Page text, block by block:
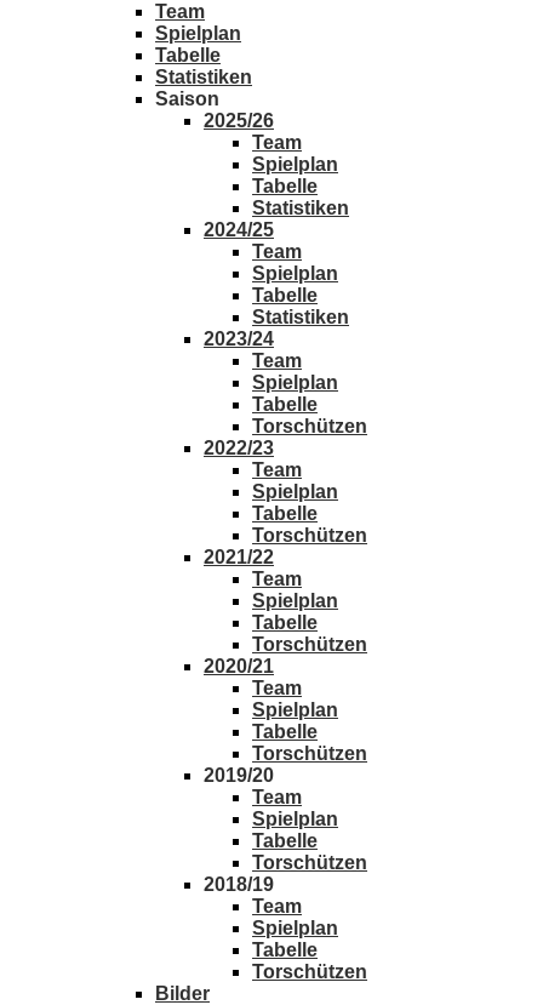
Team
Spielplan
Tabelle
Statistiken
Saison
2025/26
Team
Spielplan
Tabelle
Statistiken
2024/25
Team
Spielplan
Tabelle
Statistiken
2023/24
Team
Spielplan
Tabelle
Torschützen
2022/23
Team
Spielplan
Tabelle
Torschützen
2021/22
Team
Spielplan
Tabelle
Torschützen
2020/21
Team
Spielplan
Tabelle
Torschützen
2019/20
Team
Spielplan
Tabelle
Torschützen
2018/19
Team
Spielplan
Tabelle
Torschützen
Bilder